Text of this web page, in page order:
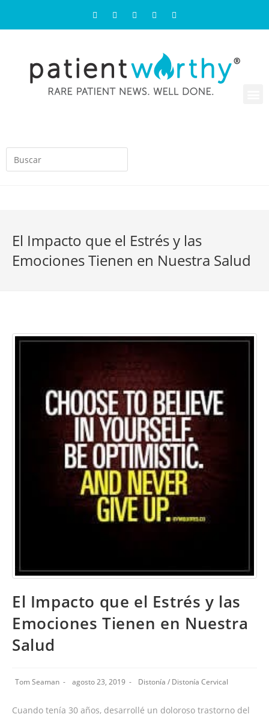
El Impacto que el Estrés y las
Emociones Tienen en Nuestra Salud
El Impacto que el Estrés y las
Emociones Tienen en Nuestra
Salud
Tom Seaman agosto 23, 2019 Distonía / Distonía Cervical
Cuando tenía 30 años, desarrollé un doloroso trastorno del